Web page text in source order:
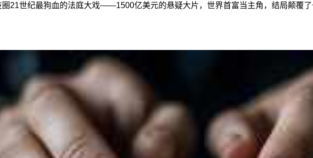
圈21世纪最狗血的法庭大戏——1500亿美元的悬疑大片，世界首富当主角，结局颠覆